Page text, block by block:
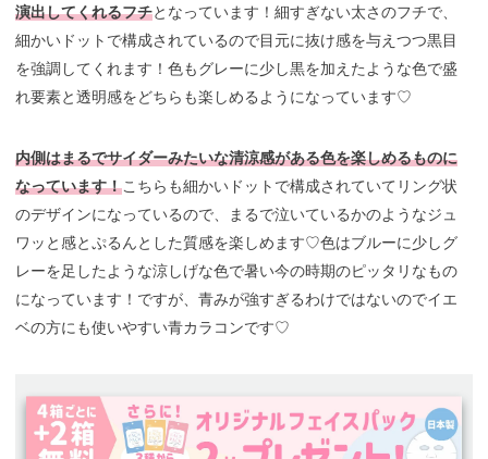
演出してくれるフチとなっています！細すぎない太さのフチで、
細かいドットで構成されているので目元に抜け感を与えつつ黒目
を強調してくれます！色もグレーに少し黒を加えたような色で盛
れ要素と透明感をどちらも楽しめるようになっています♡
内側はまるでサイダーみたいな清涼感がある色を楽しめるものに
なっています！こちらも細かいドットで構成されていてリング状
のデザインになっているので、まるで泣いているかのようなジュ
ワッと感とぷるんとした質感を楽しめます♡色はブルーに少しグ
レーを足したような涼しげな色で暑い今の時期のピッタリなもの
になっています！ですが、青みが強すぎるわけではないのでイエ
ベの方にも使いやすい青カラコンです♡